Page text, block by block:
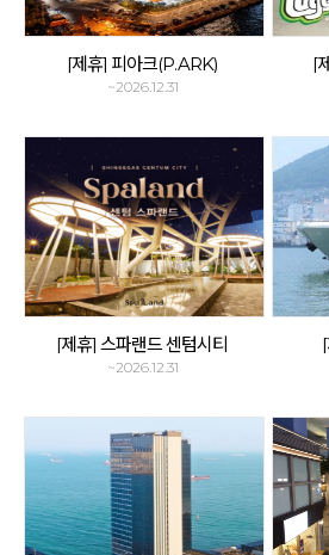
[제휴] 피아크(P.ARK)
~2026.12.31
[
[제휴] 스파랜드 센텀시티
~2026.12.31